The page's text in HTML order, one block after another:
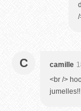
C camille
<br />